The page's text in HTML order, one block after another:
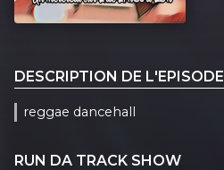
DESCRIPTION DE L'EPISODE
reggae dancehall
RUN DA TRACK SHOW